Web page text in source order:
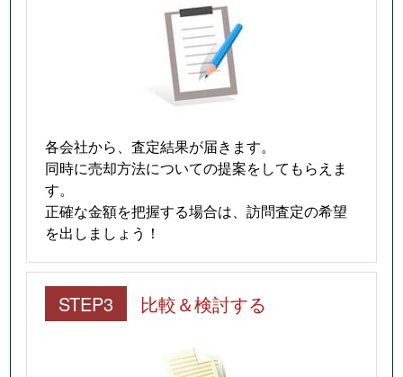
各会社から、査定結果が届きます。
同時に売却方法についての提案をしてもらえま
す。
正確な金額を把握する場合は、訪問査定の希望
を出しましょう！
STEP3 比較＆検討する